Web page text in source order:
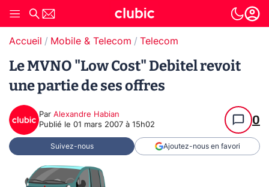
Accueil Mobile & Telecom Telecom
Le MVNO "Low Cost" Debitel revoit
une partie de ses offres
Par Alexandre Habian
Publié le 01 mars 2007 à 15h02 0
Suivez-nous Ajoutez-nous en favori